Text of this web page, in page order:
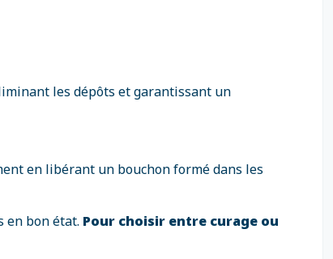
les dépôts et garantissant un
en libérant un bouchon formé dans les
en bon état. Pour choisir entre curage ou